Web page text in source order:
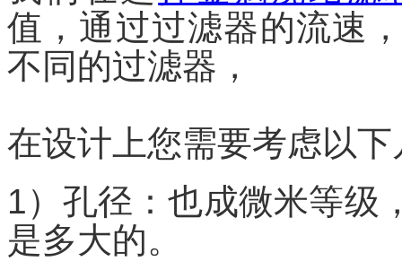
值，通过过滤器的流速
不同的过滤器，
在设计上您需要考虑以下
1）孔径：也成微米等级
是多大的。